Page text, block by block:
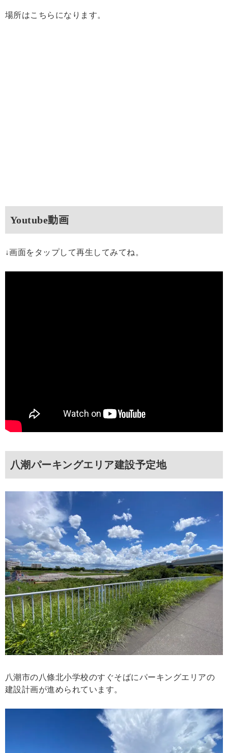
場所はこちらになります。
Youtube動画
↓画面をタップして再生してみてね。
八潮パーキングエリア建設予定地
八潮市の八條北小学校のすぐそばにパーキングエリアの
建設計画が進められています。